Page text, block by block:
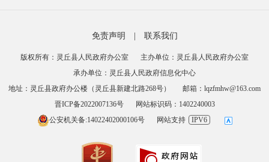
免责声明 联系我们
版权所有：灵丘县人民政府办公室
主办单位：灵丘县人民政府办公室
承办单位：灵丘县人民政府信息化中心
地址：灵丘县政府办公楼（灵丘县新建北路268号）
邮箱：lqzfmhw@163.com
晋ICP备2022007136号
网站标识码：1402240003
公安机关备:14022402000106号
网站支持 IPV6